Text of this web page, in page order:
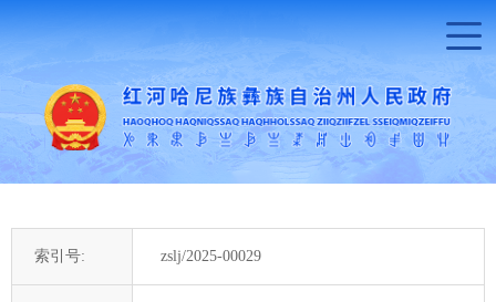
索引号: zslj/2025-00029